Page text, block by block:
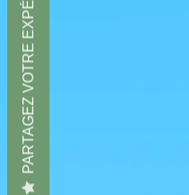
PARTAGEZ VOTRE EXPÉRIENCE